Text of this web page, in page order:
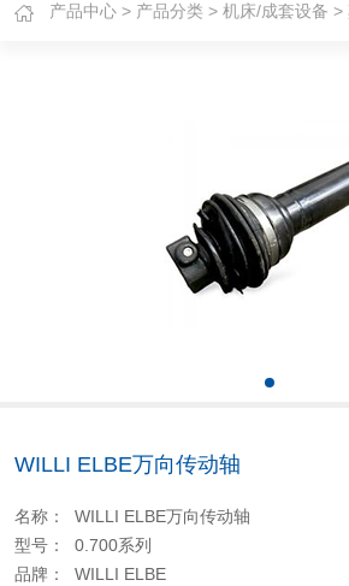
产品中心 > 产品分类 >机床/成套设备 >
WILLI ELBE万向传动轴
名称： WILLI ELBE万向传动轴
型号： 0.700系列
品牌： WILLI ELBE